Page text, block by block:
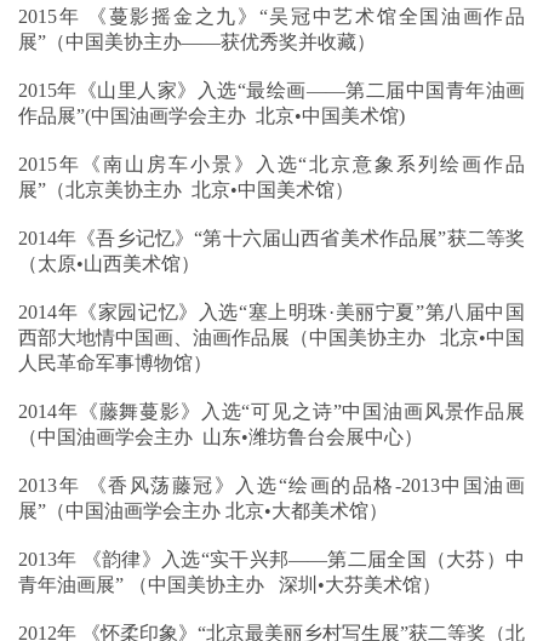
2015年 《蔓影摇金之九》“吴冠中艺术馆全国油画作品
展”（中国美协主办——获优秀奖并收藏）
2015年《山里人家》入选“最绘画——第二届中国青年油画
作品展”(中国油画学会主办 北京•中国美术馆)
2015年《南山房车小景》入选“北京意象系列绘画作品
展”（北京美协主办 北京•中国美术馆）
2014年《吾乡记忆》“第十六届山西省美术作品展”获二等奖
（太原•山西美术馆）
2014年《家园记忆》入选“塞上明珠·美丽宁夏”第八届中国
西部大地情中国画、油画作品展（中国美协主办 北京•中国
人民革命军事博物馆）
2014年《藤舞蔓影》入选“可见之诗”中国油画风景作品展
（中国油画学会主办 山东•潍坊鲁台会展中心）
2013年 《香风荡藤冠》入选“绘画的品格-2013中国油画
展”（中国油画学会主办 北京•大都美术馆）
2013年 《韵律》入选“实干兴邦——第二届全国（大芬）中
青年油画展” （中国美协主办 深圳•大芬美术馆）
2012年 《怀柔印象》“北京最美丽乡村写生展”获二等奖（北